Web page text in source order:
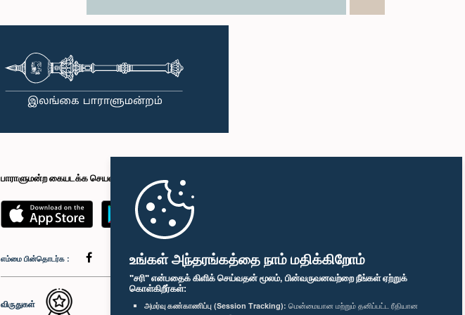
உங்கள் அந்தரங்கத்தை நாம் மதிக்கிறோம்
"சரி" என்பதைக் கிளிக் செய்வதன் மூலம், பின்வருவனவற்றை நீங்கள் ஏற்றுக்
கொள்கிறீர்கள்:
அமர்வு கண்காணிப்பு (Session Tracking): மென்மையான மற்றும் தனிப்பட்ட ரீதியான
பாராளுமன்ற கையடக்க செயலி
எம்மை பின்தொடர்க :
விருதுகள்